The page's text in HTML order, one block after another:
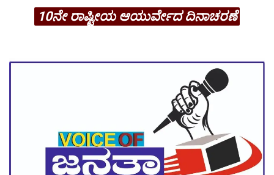
10ನೇ ರಾಷ್ಟೀಯ ಆಯುರ್ವೇದ ದಿನಾಚರಣೆ